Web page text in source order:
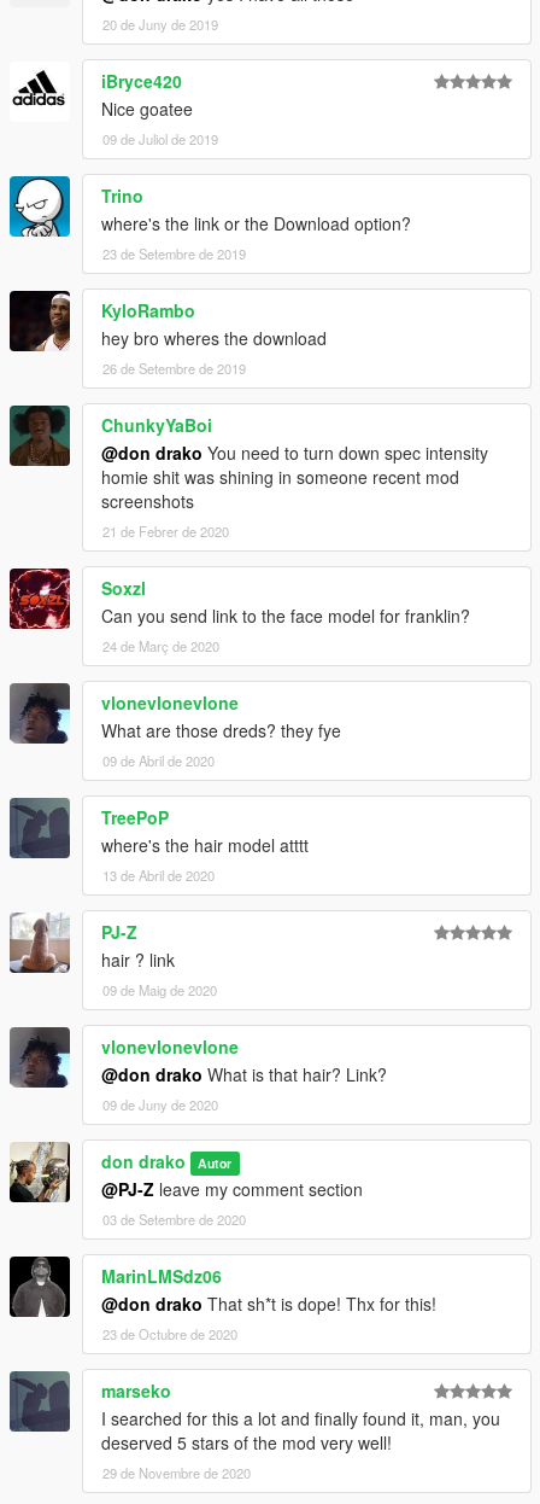
20 de Juny de 2019
iBryce420
Nice goatee
09 de Juliol de 2019
Trino
where's the link or the Download option?
23 de Setembre de 2019
KyloRambo
hey bro wheres the download
26 de Setembre de 2019
ChunkyYaBoi
@don drako You need to turn down spec intensity
homie shit was shining in someone recent mod
screenshots
21 de Febrer de 2020
Soxzl
Can you send link to the face model for franklin?
24 de Març de 2020
vlonevlonevlone
What are those dreds? they fye
09 de Abril de 2020
TreePoP
where's the hair model atttt
13 de Abril de 2020
PJ-Z
hair ? link
09 de Maig de 2020
vlonevlonevlone
@don drako What is that hair? Link?
09 de Juny de 2020
don drako Autor
@PJ-Z leave my comment section
03 de Setembre de 2020
MarinLMSdz06
@don drako That sh*t is dope! Thx for this!
23 de Octubre de 2020
marseko
I searched for this a lot and finally found it, man, you
deserved 5 stars of the mod very well!
29 de Novembre de 2020